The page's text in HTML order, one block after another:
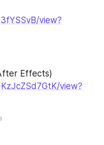
view?
Effects)
view?